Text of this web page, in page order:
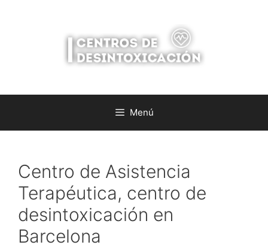
Menú
Centro de Asistencia
Terapéutica, centro de
desintoxicación en
Barcelona